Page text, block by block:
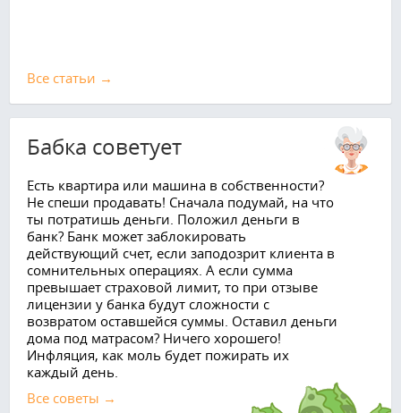
Все cтатьи →
Бабка советует
Есть квартира или машина в собственности?
Не спеши продавать! Сначала подумай, на что
ты потратишь деньги. Положил деньги в
банк? Банк может заблокировать
действующий счет, если заподозрит клиента в
сомнительных операциях. А если сумма
превышает страховой лимит, то при отзыве
лицензии у банка будут сложности с
возвратом оставшейся суммы. Оставил деньги
дома под матрасом? Ничего хорошего!
Инфляция, как моль будет пожирать их
каждый день.
Все советы →